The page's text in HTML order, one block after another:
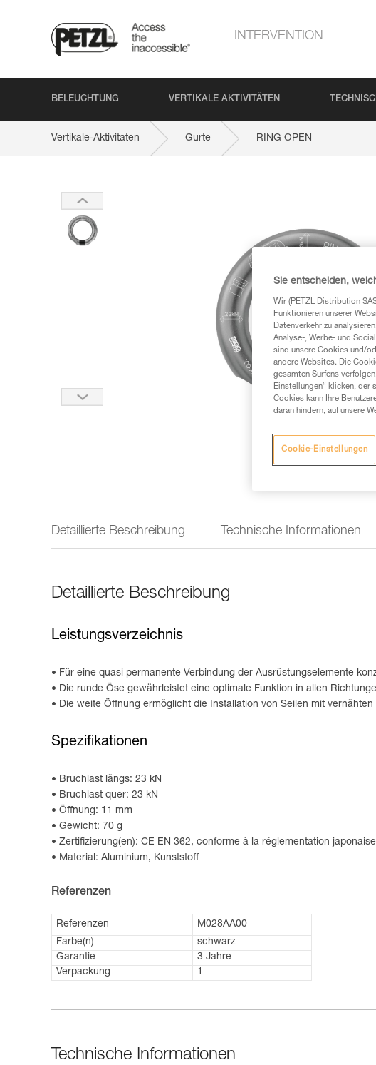
INTERVENTION
BELEUCHTUNG VERTIKALE AKTIVITÄTEN
Vertikale-Aktivitaten Gurte RING OPEN
Detaillierte Beschreibung Technische Informationen
Detaillierte Beschreibung
Leistungsverzeichnis
Für eine quasi permanente Verbindung der Ausrüstungselemente
Die runde Öse gewährleistet eine optimale Funktion in allen
Die weite Öffnung ermöglicht die Installation von Seilen mit
Spezifikationen
Bruchlast längs: 23 kN
Bruchlast quer: 23 kN
Öffnung: 11 mm
Gewicht: 70 g
Zertifizierung(en): CE EN 362, conforme à la réglementation
Material: Aluminium, Kunststoff
Referenzen
Referenzen
M028AA00
Farbe(n)
schwarz
Garantie
3 Jahre
Verpackung
1
Technische Informationen
Sie entscheiden,
Wir (PETZL Distribution
Funktionieren unserer
Datenverkehr zu
Analyse-, Werbe- und
sind unsere Cookies und/
andere Websites. Die
gesamten Surfens
Einstellungen“ klicken, der
Cookies kann Ihre
daran hindern, auf unsere
Cookie-Einstellungen